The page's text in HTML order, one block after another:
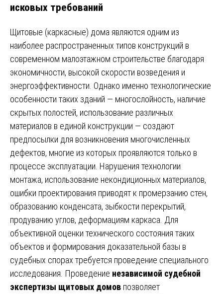
исковых требований
Щитовые (каркасные) дома являются одним из
наиболее распространенных типов конструкций в
современном малоэтажном строительстве благодаря
экономичности, высокой скорости возведения и
энергоэффективности. Однако именно технологические
особенности таких зданий — многослойность, наличие
скрытых полостей, использование различных
материалов в единой конструкции — создают
предпосылки для возникновения многочисленных
дефектов, многие из которых проявляются только в
процессе эксплуатации. Нарушения технологии
монтажа, использование некондиционных материалов,
ошибки проектирования приводят к промерзанию стен,
образованию конденсата, зыбкости перекрытий,
продуванию углов, деформациям каркаса. Для
объективной оценки технического состояния таких
объектов и формирования доказательной базы в
судебных спорах требуется проведение специального
исследования. Проведение независимой судебной
экспертизы щитовых домов позволяет